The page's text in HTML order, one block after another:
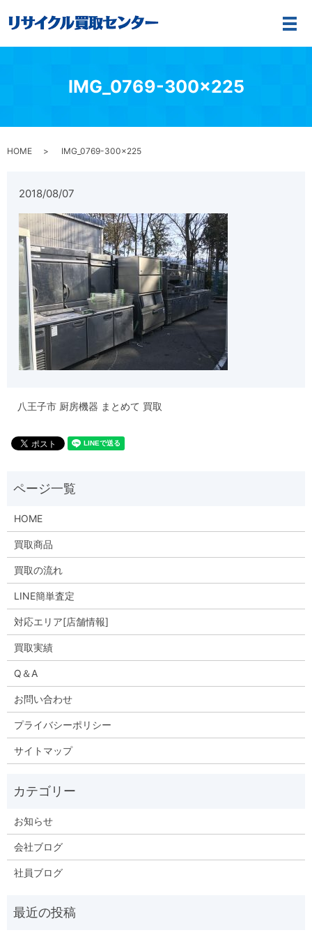
メ
IMG_0769-300×225
HOME IMG_0769-300×225
2018/08/07
八王子市 厨房機器 まとめて 買取
HOME
買取商品
買取の流れ
LINE簡単査定
対応エリア[店舗情報]
買取実績
Q＆A
お問い合わせ
プライバシーポリシー
サイトマップ
お知らせ
会社ブログ
社員ブログ